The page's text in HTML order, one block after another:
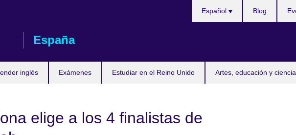
España
inglés Exámenes Estudiar en el Reino Unido Artes, educación y ciencia
idioma
Español Blog
elige a los 4 finalistas de